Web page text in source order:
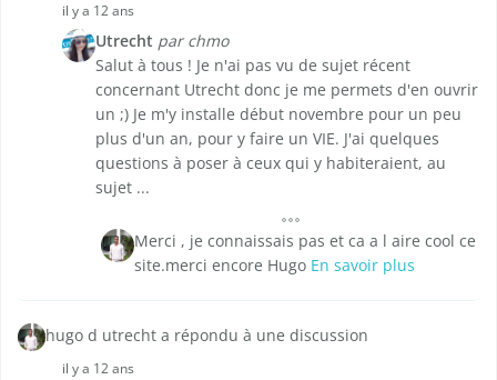
il y a 12 ans
Utrecht par chmo
Salut à tous ! Je n'ai pas vu de sujet récent
concernant Utrecht donc je me permets d'en ouvrir
un ;) Je m'y installe début novembre pour un peu
plus d'un an, pour y faire un VIE. J'ai quelques
questions à poser à ceux qui y habiteraient, au
sujet ...
Merci , je connaissais pas et ca a l aire cool ce
site.merci encore Hugo En savoir plus
hugo d utrecht a répondu à une discussion
il y a 12 ans